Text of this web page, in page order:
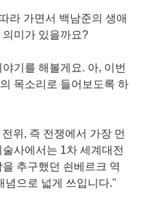
라 가면서 백남준의 생애
의미가 있을까요?
기를 해볼게요. 아, 이번
목소리로 들어보도록 하
위, 즉 전쟁에서 가장 먼
사에서는 1차 세계대전
추구했던 쇤베르크 역
념으로 넓게 쓰입니다."